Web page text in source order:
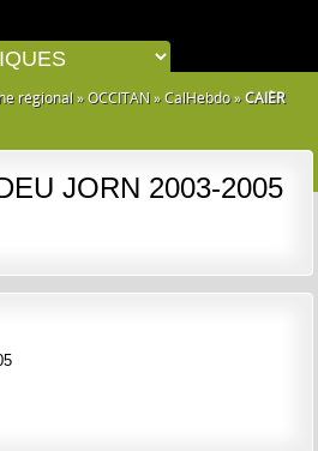
régional»OCCITAN »CalHebdo»CAIÈR
JORN 2003-2005